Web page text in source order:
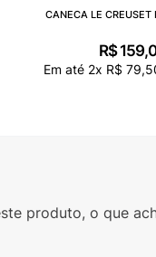
CANECA LE CREUSET
R$ 159,
Em até 2x R$ 79,
produto, o que